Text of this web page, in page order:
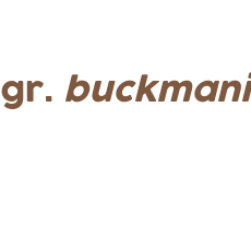
gr. buckmani